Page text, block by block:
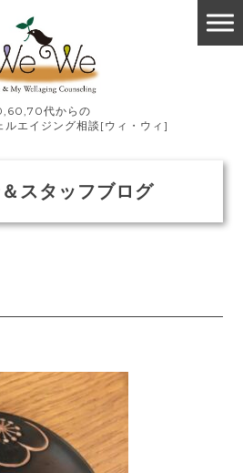
代からの
ルエイジング相談[ウィ・ウィ]
スタッフブログ